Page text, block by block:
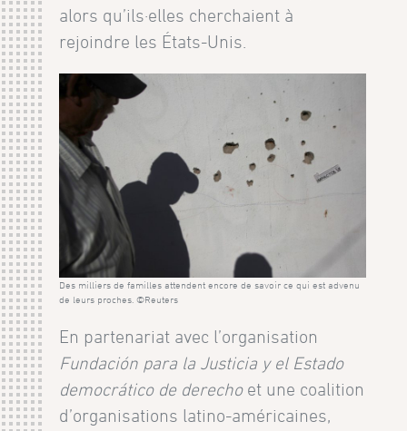
alors qu’ils·elles cherchaient à
rejoindre les États-Unis.
Des milliers de familles attendent encore de savoir ce qui est advenu
de leurs proches. ©Reuters
En partenariat avec l’organisation
Fundación para la Justicia y el Estado
democrático de derecho et une coalition
d’organisations latino-américaines,